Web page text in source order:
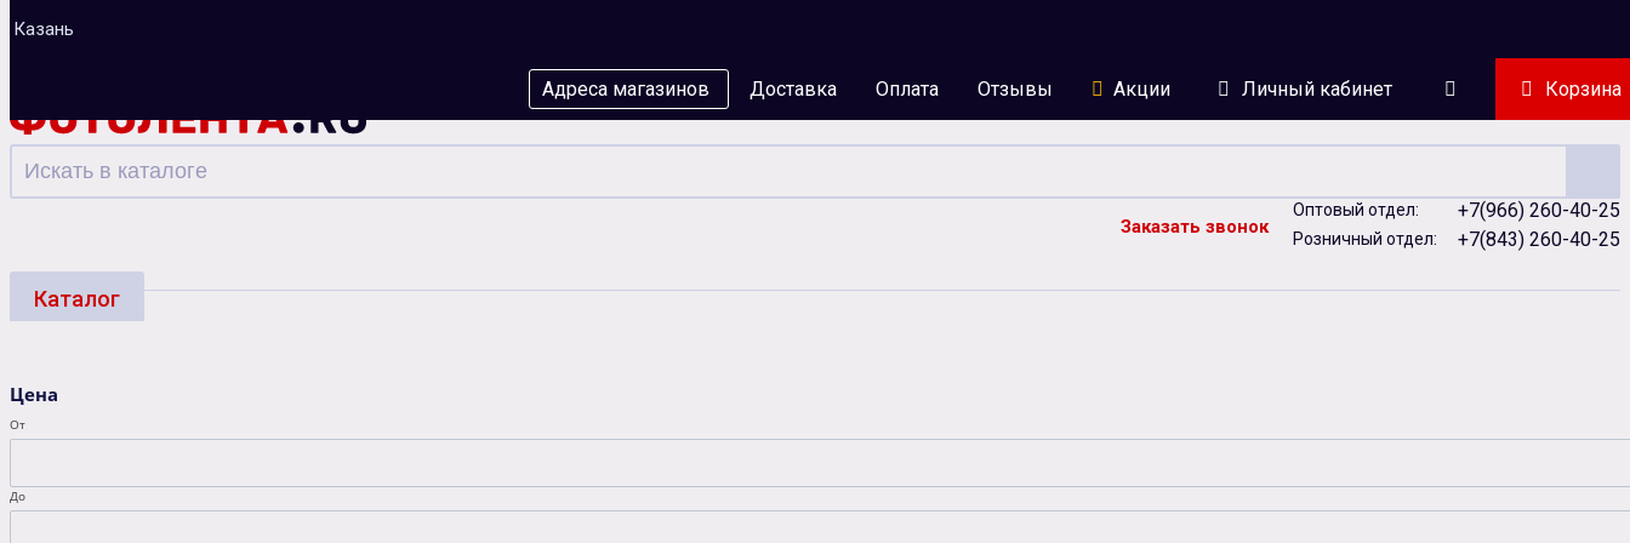
Казань
Адреса магазинов Доставка Оплата Отзывы Акции Личный кабинет Корзина
Заказать звонок
Оптовый отдел: +7(966) 260-40-25
Розничный отдел: +7(843) 260-40-25
Каталог
Цена
От
До